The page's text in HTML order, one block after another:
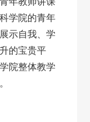
学院的青年
示自我、学
的宝贵平
院整体教学